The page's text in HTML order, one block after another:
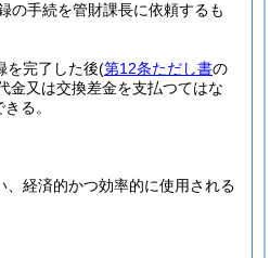
の手続を管財課長に依頼するも
を完了した後(第12条ただし書の
金又は交換差金を支払つてはな
る。
経済的かつ効率的に使用される